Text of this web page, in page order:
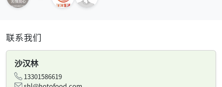
联系我们
沙汉林
13301586619